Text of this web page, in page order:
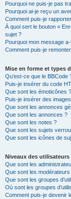
Pourquoi ne puis-je pas
Pourquoi ai-je reçu un
Comment puis-je
À quoi sert le bouton «
sujet ?
Pourquoi mon message
Comment puis-je
Mise en forme et types
Qu’est-ce que le BBCode
Puis-je insérer du code
Que sont les émoticônes ?
Puis-je insérer des
Que sont les annonces
Que sont les annonces ?
Que sont les notes ?
Que sont les sujets
Que sont les icônes de
Niveaux des
Que sont les
Que sont les modérateurs
Que sont les groupes
Où sont les groupes
Comment puis-je devenir